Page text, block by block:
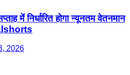
में निर्धारित होगा न्यूनतम वेतनमान
2026